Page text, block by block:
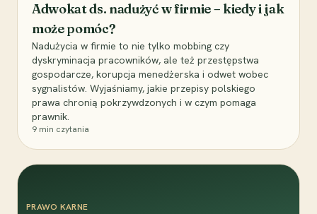
Adwokat ds. nadużyć w firmie – kiedy i jak
może pomóc?
Nadużycia w firmie to nie tylko mobbing czy
dyskryminacja pracowników, ale też przestępstwa
gospodarcze, korupcja menedżerska i odwet wobec
sygnalistów. Wyjaśniamy, jakie przepisy polskiego
prawa chronią pokrzywdzonych i w czym pomaga
prawnik.
9 min czytania
PRAWO KARNE